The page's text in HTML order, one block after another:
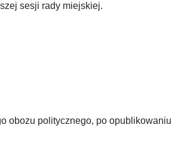
sesji rady miejskiej.
obozu politycznego, po opublikowaniu